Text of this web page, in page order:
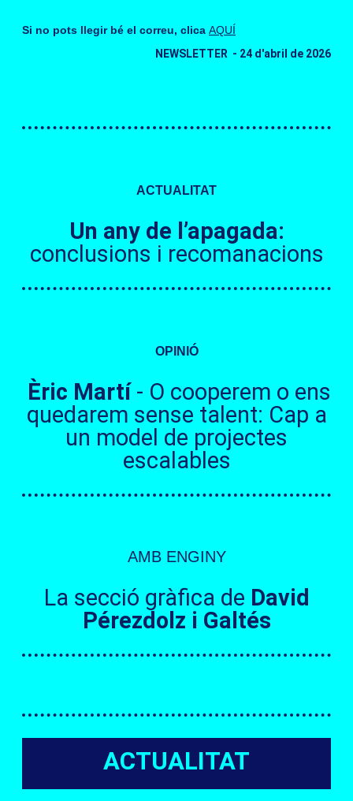
Si no pots llegir bé el correu, clica AQUÍ
NEWSLETTER - 24 d'abril de 2026
ACTUALITAT
Un any de l’apagada:
conclusions i recomanacions
OPINIÓ
Èric Martí - O cooperem o ens
quedarem sense talent: Cap a
un model de projectes
escalables
AMB ENGINY
La secció gràfica de David
Pérezdolz i Galtés
ACTUALITAT